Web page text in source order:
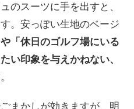
のスーツに手を出すと、
。安っぽい生地のベージ
「休日のゴルフ場にいる
い印象を与えかねない、
まかしが効きますが、明